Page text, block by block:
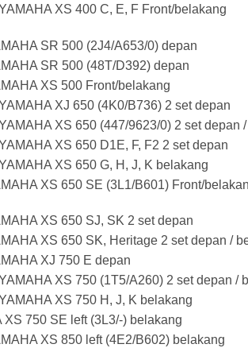
XS 400 C, E, F Front/belakang
SR 500 (2J4/A653/0) depan
SR 500 (48T/D392) depan
XS 500 Front/belakang
XJ 650 (4K0/B736) 2 set depan
XS 650 (447/9623/0) 2 set depan
XS 650 D1E, F, F2 2 set depan
XS 650 G, H, J, K belakang
XS 650 SE (3L1/B601) Front/
XS 650 SJ, SK 2 set depan
XS 650 SK, Heritage 2 set depan /
XJ 750 E depan
XS 750 (1T5/A260) 2 set depan /
XS 750 H, J, K belakang
XS 750 SE left (3L3/-) belakang
XS 850 left (4E2/B602) belakang